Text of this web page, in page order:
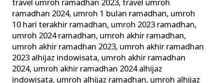
travel umroh ramadhan 2023,travel umroh
ramadhan 2024, umroh 1 bulan ramadhan, umroh
10 hari terakhir ramadhan, umroh 2023 ramadhan,
umroh 2024 ramadhan, umroh akhir ramadhan,
umroh akhir ramadhan 2023, umroh akhir ramadhan
2023 alhijaz indowisata, umroh akhir ramadhan
2024, umroh akhir ramadhan 2024 alhijaz
indowisata, umroh alhijaz ramadhan, umroh alhijaz